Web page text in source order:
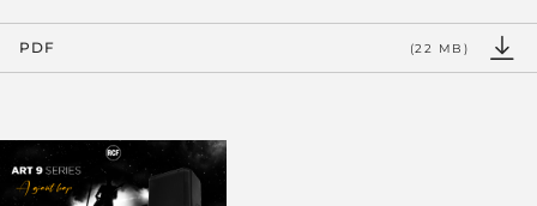
PDF (22 MB)